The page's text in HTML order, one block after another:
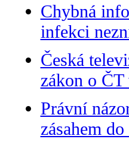
Chybná
infekci
Česká
zákon o ČT
Právní
zásahem